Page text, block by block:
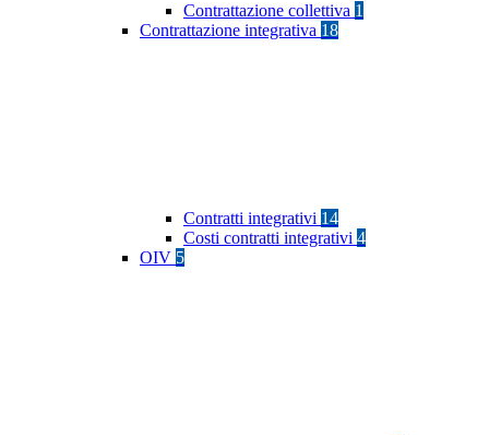
Contrattazione collettiva 1
Contrattazione integrativa 18
Contratti integrativi 14
Costi contratti integrativi 4
OIV 5